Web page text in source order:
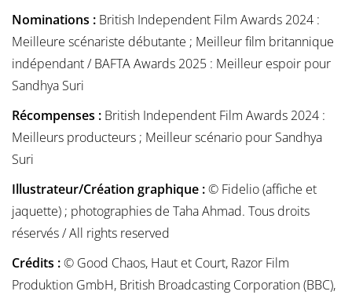
Nominations : British Independent Film Awards 2024 :
Meilleure scénariste débutante ; Meilleur film britannique
indépendant / BAFTA Awards 2025 : Meilleur espoir pour
Sandhya Suri
Récompenses : British Independent Film Awards 2024 :
Meilleurs producteurs ; Meilleur scénario pour Sandhya
Suri
Illustrateur/Création graphique :© Fidelio (affiche et
jaquette) ; photographies de Taha Ahmad. Tous droits
réservés / All rights reserved
Crédits :© Good Chaos, Haut et Court, Razor Film
Produktion GmbH, British Broadcasting Corporation (BBC),